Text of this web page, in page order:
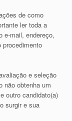
de como
ler toda a
e-mail, endereço,
procedimento
e seleção
não obtenha um
outro candidato(a)
surgir e sua